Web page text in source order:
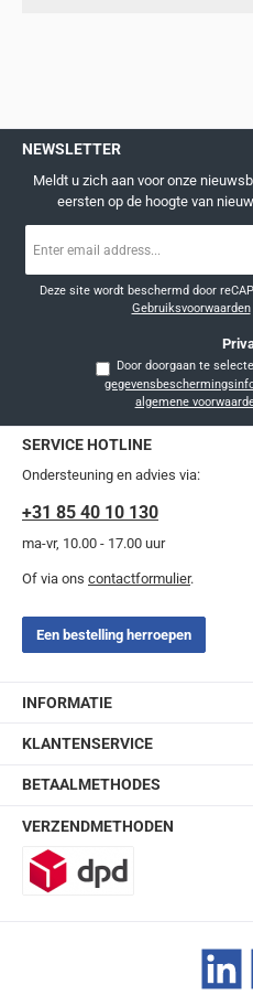
NEWSLETTER
Meldt u zich aan voor onze
eersten op de hoogte van
mailadres
Deze site wordt beschermd door
Gebruiksvoorwaarden
algemene
SERVICE HOTLINE
Ondersteuning en advies via:
+31 85 40 10 130
ma-vr, 10.00 - 17.00 uur
Of via ons contactformulier.
Een bestelling herroepen
INFORMATIE
KLANTENSERVICE
BETAALMETHODES
VERZENDMETHODEN
LinkedIn